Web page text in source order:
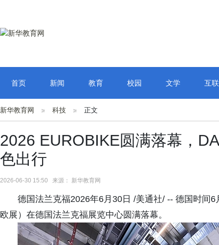
首页 新闻 教育 校园 文学 互
新华教育网 科技 正文
2026 EUROBIKE圆满落幕，
色出行
2026-06-30 15:50 来源： 新华教育网
德国法兰克福2026年6月30日 /美通社/ -- 德国时间
欧展）在德国法兰克福展览中心圆满落幕。